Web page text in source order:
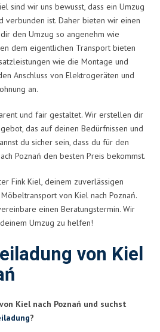
sind wir uns bewusst, dass ein Umzug
verbunden ist. Daher bieten wir einen
den Umzug so angenehm wie
dem eigentlichen Transport bieten
wie die Montage und
Anschluss von Elektrogeräten und
an.
und fair gestaltet. Wir erstellen dir
das auf deinen Bedürfnissen und
du sicher sein, dass du für den
Poznań den besten Preis bekommst.
Fink Kiel, deinem zuverlässigen
von Kiel nach Poznań.
einen Beratungstermin. Wir
Umzug zu helfen!
von Kiel
Kiel nach Poznań und suchst
?